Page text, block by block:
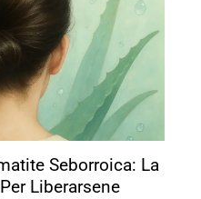
Seborroica: La
Liberarsene